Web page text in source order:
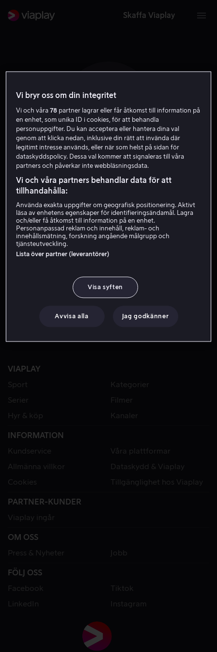
Skaffa Viaplay
H G
Helga Guren
VIAPLAY
Sport
Kategorier
Serier
Filmer
Hyr & köp
Kanaler
INFORMATION
Kundservice
Våra plattformar
Allmänna villkor
Dataskydd & Viaplay
Cookies
Tillgänglighet hos Viaplay
PARTNER-KUNDER
Viaplay ingår
OM OSS
Press & Nyheter
Jobb
FÖLJ OSS
Facebook
Tiktok
LinkedIn
Instagram
Vi bryr oss om din integritet
Vi och våra78 partner lagrar eller får åtkomst till information på
en enhet, som unika ID i cookies, för att behandla
personuppgifter. Du kan acceptera eller hantera dina val
genom att klicka nedan, inklusive din rätt att invända där
legitimt intresse används, eller när som helst på sidan för
dataskyddspolicy. Dessa val kommer att signaleras till våra
partners och påverkar inte webbläsningsdata.
Vi och våra partners behandlar data för att
tillhandahålla:
Använda exakta uppgifter om geografisk positionering. Aktivt
läsa av enhetens egenskaper för identifieringsändamål. Lagra
och/eller få åtkomst till information på en enhet.
Personanpassad reklam och innehåll, reklam- och
innehållsmätning, forskning angående målgrupp och
tjänsteutveckling.
Lista över partner (leverantörer)
Visa syften
Avvisa alla Jag godkänner